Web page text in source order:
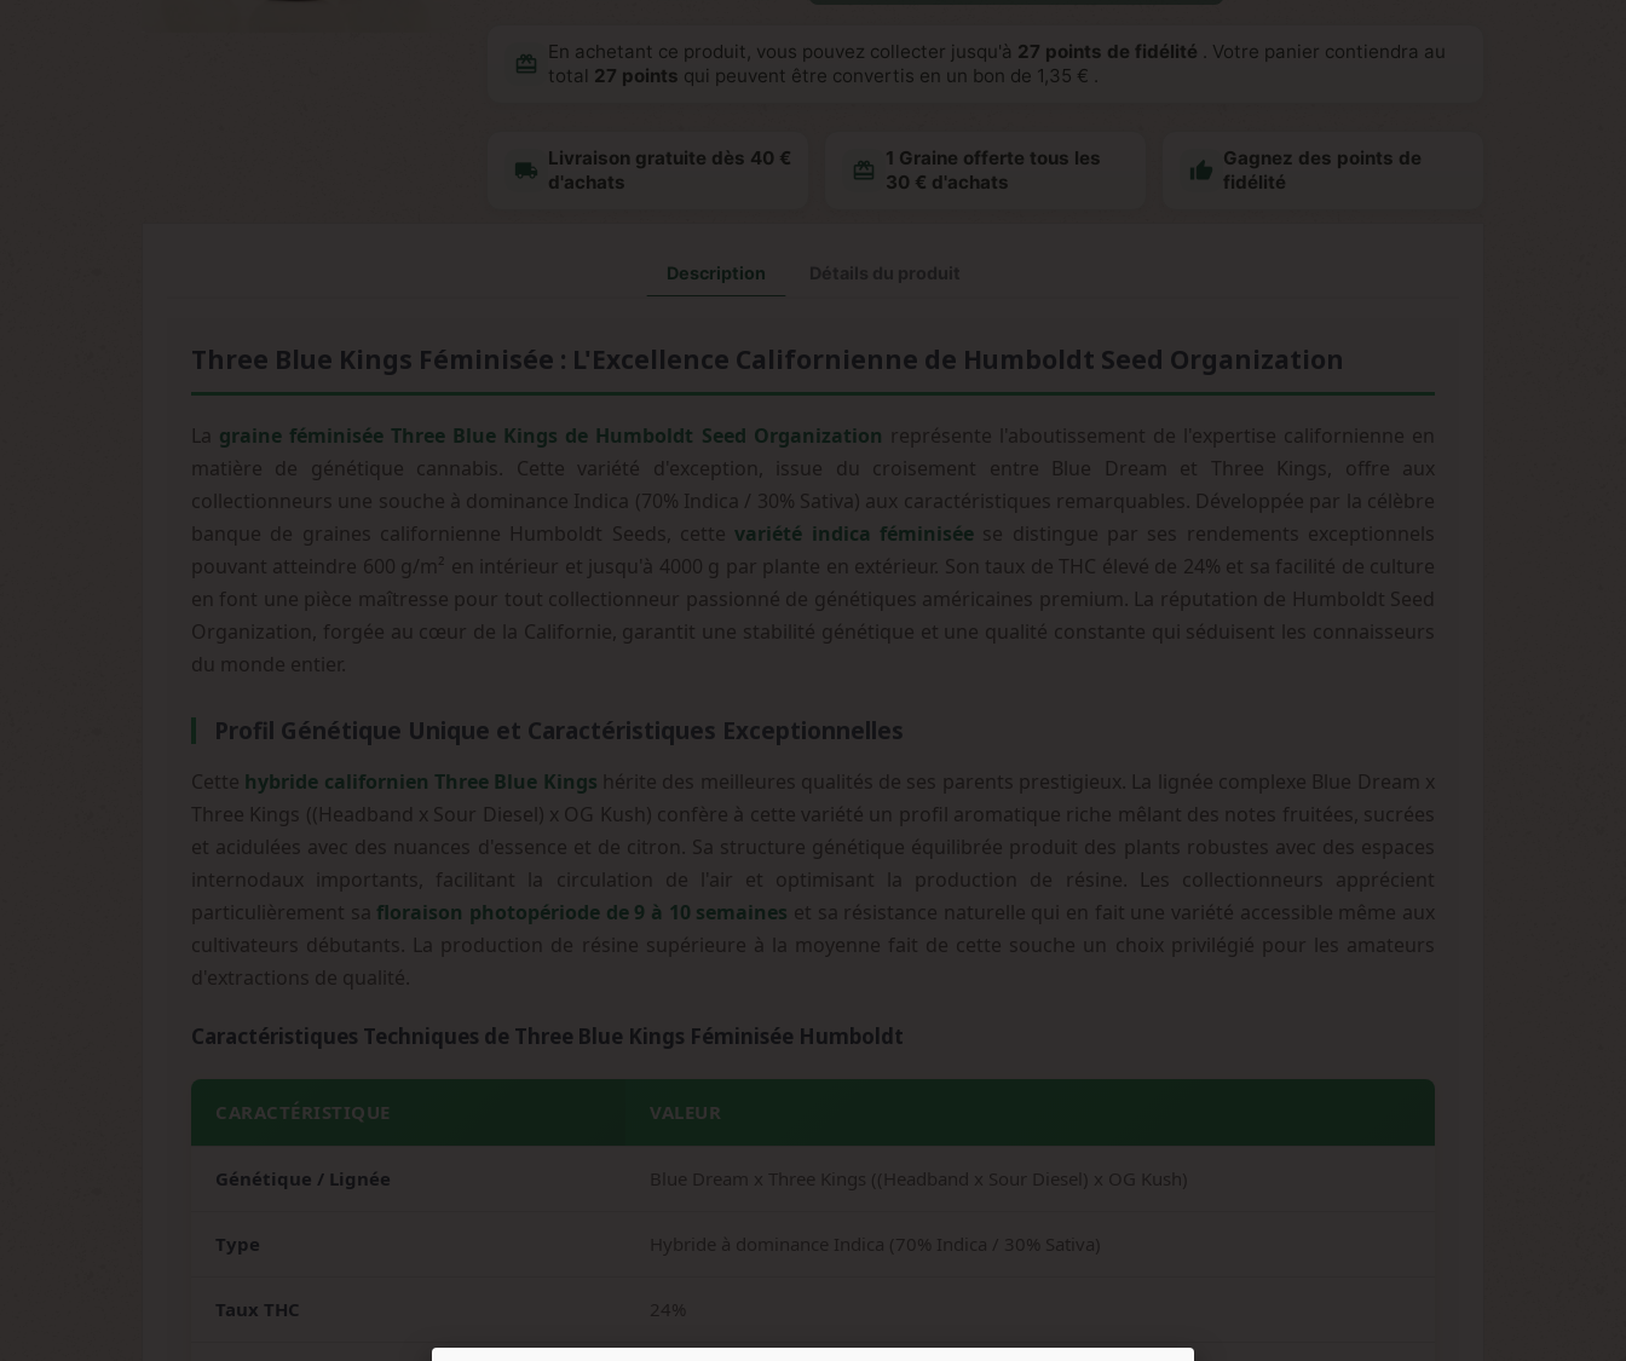
redeem
En achetant ce produit, vous pouvez collecter jusqu'à 27 points de fidélité . Votre panier contiendra au
total 27 points qui peuvent être convertis en un bon de 1,35 € .
local_shipping
Livraison gratuite dès 40 €
d'achats
redeem
1 Graine offerte tous les
30 € d'achats

Gagnez des points de
fidélité
Description
Three Blue Kings Féminisée : L'Excellence Californienne de Humboldt Seed Organization
La graine féminisée Three Blue Kings de Humboldt Seed Organization représente l'aboutissement de l'expertise californienne en
matière de génétique cannabis. Cette variété d'exception, issue du croisement entre Blue Dream et Three Kings, offre aux
collectionneurs une souche à dominance Indica (70% Indica / 30% Sativa) aux caractéristiques remarquables. Développée par la célèbre
banque de graines californienne Humboldt Seeds, cettevariété indica féminisée se distingue par ses rendements exceptionnels
pouvant atteindre 600 g/m² en intérieur et jusqu'à 4000 g par plante en extérieur. Son taux de THC élevé de 24% et sa facilité de culture
en font une pièce maîtresse pour tout collectionneur passionné de génétiques américaines premium. La réputation de Humboldt Seed
Organization, forgée au cœur de la Californie, garantit une stabilité génétique et une qualité constante qui séduisent les connaisseurs
du monde entier.
Profil Génétique Unique et Caractéristiques Exceptionnelles
Cette hybride californien Three Blue Kings hérite des meilleures qualités de ses parents prestigieux. La lignée complexe Blue Dream x
Three Kings ((Headband x Sour Diesel) x OG Kush) confère à cette variété un profil aromatique riche mêlant des notes fruitées, sucrées
et acidulées avec des nuances d'essence et de citron. Sa structure génétique équilibrée produit des plants robustes avec des espaces
internodaux importants, facilitant la circulation de l'air et optimisant la production de résine. Les collectionneurs apprécient
particulièrement sa floraison photopériode de 9 à 10 semaines et sa résistance naturelle qui en fait une variété accessible même aux
cultivateurs débutants. La production de résine supérieure à la moyenne fait de cette souche un choix privilégié pour les amateurs
d'extractions de qualité.
Caractéristiques Techniques de Three Blue Kings Féminisée Humboldt
CARACTÉRISTIQUE VALEUR
Génétique / Lignée Blue Dream x Three Kings ((Headband x Sour Diesel) x OG Kush)
Type Hybride à dominance Indica (70% Indica / 30% Sativa)
Taux THC 24%